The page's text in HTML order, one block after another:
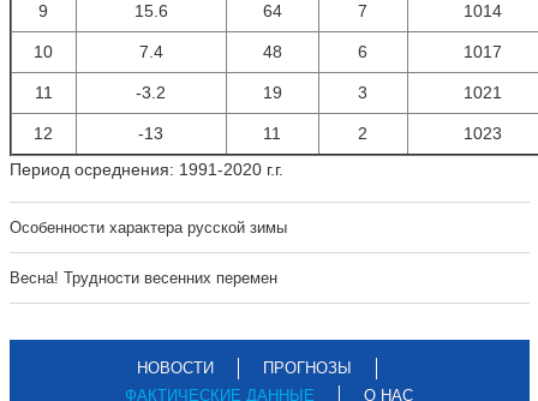
9 15.6 64 7 1014
10 7.4 48 6 1017
11 -3.2 19 3 1021
12 -13 11 2
1023
Период осреднения: 1991-2020 г.г.
Особенности характера русской зимы
Весна! Трудности весенних перемен
НОВОСТИ
ПРОГНОЗЫ
ФАКТИЧЕСКИЕ ДАННЫЕ
О НАС